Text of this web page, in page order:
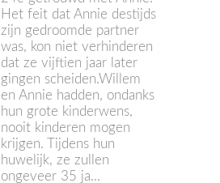
Het feit dat Annie destijds
zijn gedroomde partner
was, kon niet verhinderen
dat ze vijftien jaar later
gingen scheiden.Willem
en Annie hadden, ondanks
hun grote kinderwens,
nooit kinderen mogen
krijgen. Tijdens hun
huwelijk, ze zullen
ongeveer 35 ja...